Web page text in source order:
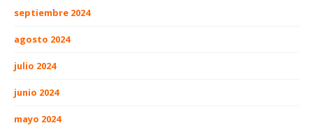
septiembre 2024
agosto 2024
julio 2024
junio 2024
mayo 2024